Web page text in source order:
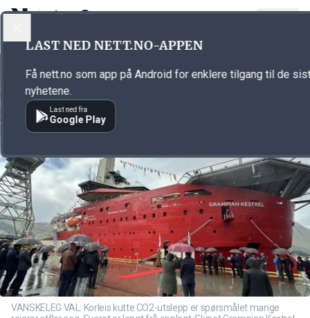
Annonsørinnhold
VANSKELEG VAL: Korleis kutte CO2-utslepp er spørsmålet mange
LAST NED NETT.NO-APPEN
Få nett.no som app på Android for enklere tilgang til de
nyhetene.
Last ned fra
Google Play